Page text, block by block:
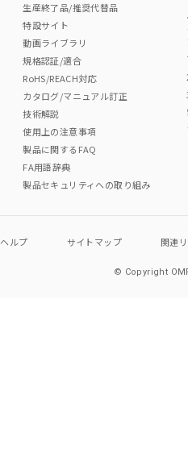
生産終了品/推奨代替品
特設サイト
動画ライブラリ
規格認証/適合
RoHS/REACH対応
カタログ/マニュアル訂正
技術解説
使用上の注意事項
製品に関するFAQ
FA用語辞典
製品セキュリティへの取り組み
ヘルプ サイトマップ 関連
© Copyright